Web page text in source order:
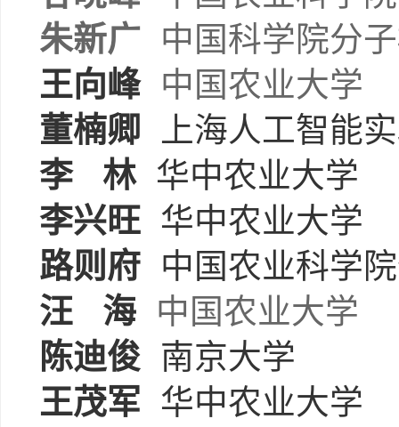
朱新广 中国科学院分
王向峰 中国农业大学
董楠卿
上海人工智能
李
林 华中农业大学
李兴旺 华中农业大学
路则府 中国农业科学
汪
海 中国农业大学
陈迪俊 南京大学
王茂军 华中农业大学